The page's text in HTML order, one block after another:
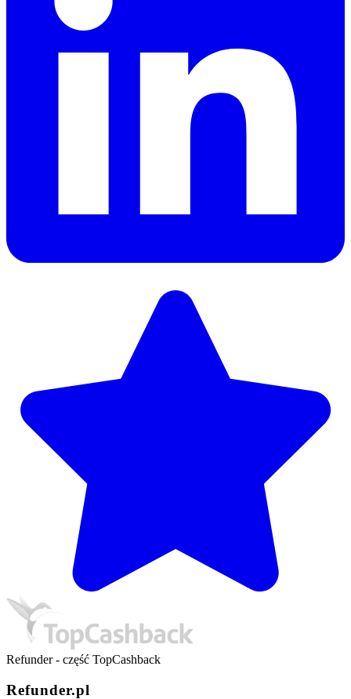
Refunder - część TopCashback
Refunder.pl